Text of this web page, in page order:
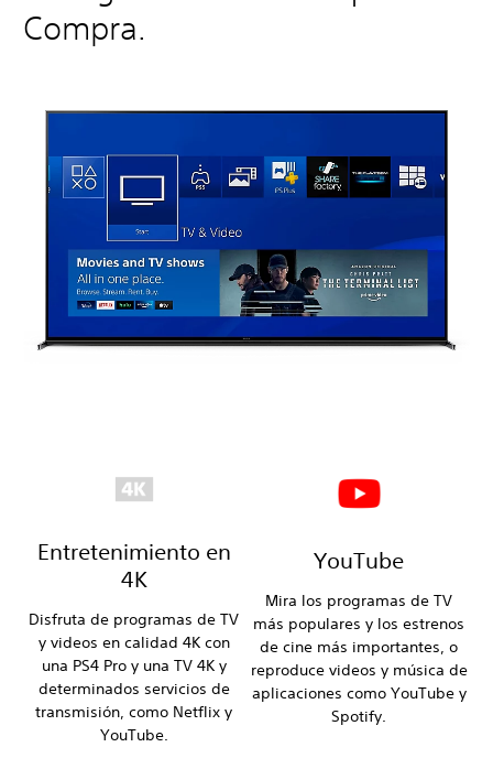
Compra.
Entretenimiento en
4K
Disfruta de programas de TV
y videos en calidad 4K con
una PS4 Pro y una TV 4K y
determinados servicios de
transmisión, como Netflix y
YouTube.
YouTube
Mira los programas de TV
más populares y los estrenos
de cine más importantes, o
reproduce videos y música de
aplicaciones como YouTube y
Spotify.